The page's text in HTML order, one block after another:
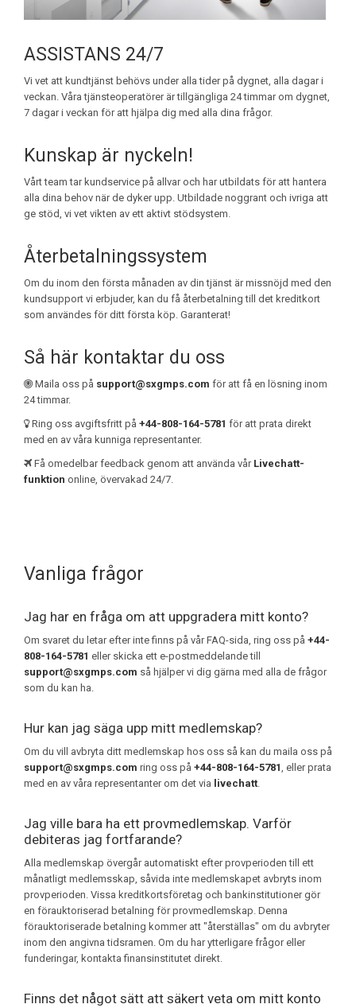
ASSISTANS 24/7
Vi vet att kundtjänst behövs under alla tider på dygnet, alla dagar i
veckan. Våra tjänsteoperatörer är tillgängliga 24 timmar om dygnet,
7 dagar i veckan för att hjälpa dig med alla dina frågor.
Kunskap är nyckeln!
Vårt team tar kundservice på allvar och har utbildats för att hantera
alla dina behov när de dyker upp. Utbildade noggrant och ivriga att
ge stöd, vi vet vikten av ett aktivt stödsystem.
Återbetalningssystem
Om du inom den första månaden av din tjänst är missnöjd med den
kundsupport vi erbjuder, kan du få återbetalning till det kreditkort
som användes för ditt första köp. Garanterat!
Så här kontaktar du oss
Maila oss på support@sxgmps.com för att få en lösning inom
24 timmar.
Ring oss avgiftsfritt på +44-808-164-5781 för att prata direkt
med en av våra kunniga representanter.
Få omedelbar feedback genom att använda vår Livechatt-
funktion online, övervakad 24/7.
Vanliga frågor
Jag har en fråga om att uppgradera mitt konto?
Om svaret du letar efter inte finns på vår FAQ-sida, ring oss på +44-
808-164-5781 eller skicka ett e-postmeddelande till
support@sxgmps.com så hjälper vi dig gärna med alla de frågor
som du kan ha.
Hur kan jag säga upp mitt medlemskap?
Om du vill avbryta ditt medlemskap hos oss så kan du maila oss på
support@sxgmps.com ring oss på +44-808-164-5781 , eller prata
med en av våra representanter om det via livechatt
Jag ville bara ha ett provmedlemskap. Varför
debiteras jag fortfarande?
Alla medlemskap övergår automatiskt efter provperioden till ett
månatligt medlemsskap, såvida inte medlemskapet avbryts inom
provperioden. Vissa kreditkortsföretag och bankinstitutioner gör
en förauktoriserad betalning för provmedlemskap. Denna
förauktoriserade betalning kommer att "återställas" om du avbryter
inom den angivna tidsramen. Om du har ytterligare frågor eller
funderingar, kontakta finansinstitutet direkt.
Finns det något sätt att säkert veta om mitt konto